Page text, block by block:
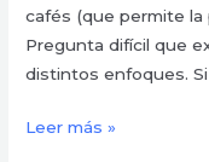
cafés (que permite la
Pregunta difícil que
distintos enfoques.
Leer más »